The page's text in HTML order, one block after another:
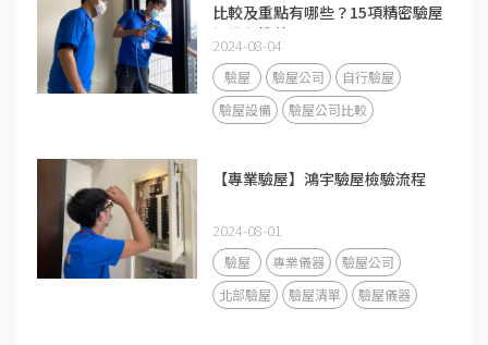
比較及重點有哪些？15項精密驗屋
設備必推薦！
2024-08-04
驗屋 驗屋公司
自行驗屋
驗屋設備
驗屋公司比較
【專業驗屋】鴻宇驗屋檢驗流程
2024-08-01
驗屋 專業儀器
驗屋公司
北部驗屋
驗屋清單 驗屋儀器